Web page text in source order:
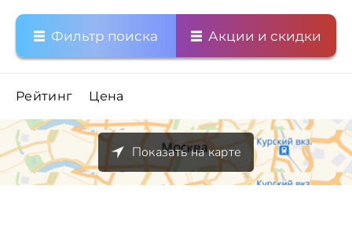
Фильтр поиска Акции и скидки
Рейтинг Цена
Показать на карте